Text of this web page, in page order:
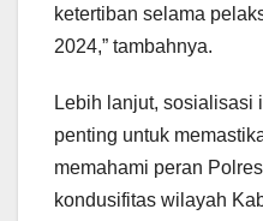
ketertiban selama
2024,” tambahnya.
Lebih lanjut, sosialisasi
penting untuk
memahami peran
kondusifitas wilayah